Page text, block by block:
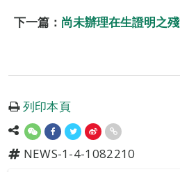
下一篇： 尚未辦理在生證明之
列印本頁
NEWS-1-4-1082210